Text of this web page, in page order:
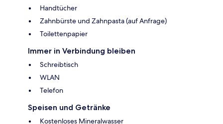
Handtücher
Zahnbürste und Zahnpasta (auf Anfrage)
Toilettenpapier
Immer in Verbindung bleiben
Schreibtisch
WLAN
Telefon
Speisen und Getränke
Kostenloses Mineralwasser